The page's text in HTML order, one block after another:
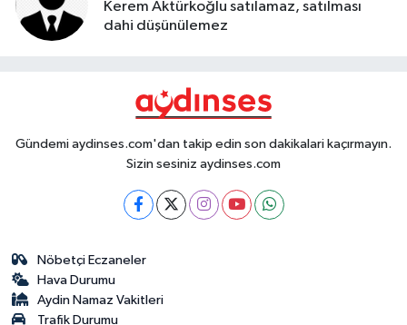
Kerem Aktürkoğlu satılamaz, satılması
dahi düşünülemez
Gündemi aydinses.com'dan takip edin son dakikalari kaçırmayın.
Sizin sesiniz aydinses.com
Nöbetçi Eczaneler
Hava Durumu
Aydin Namaz Vakitleri
Trafik Durumu